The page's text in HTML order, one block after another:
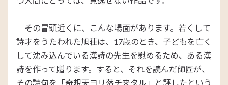
その冒頭近くに、こんな場面があります。若くして
詩才をうたわれた旭荘は、17歳のとき、子どもを亡く
して沈み込んでいる漢詩の先生を慰めるため、ある漢
詩を作って贈ります。すると、それを読んだ師匠が、
その詩句を「奇想天ヨリ落チ来タル」と評したという